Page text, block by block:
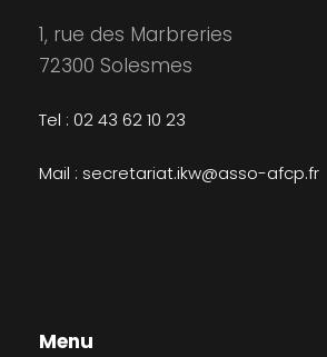
1, rue des Marbreries
72300 Solesmes
Tel : 02 43 62 10 23
Mail : secretariat.ikw@asso-afcp.fr
Menu